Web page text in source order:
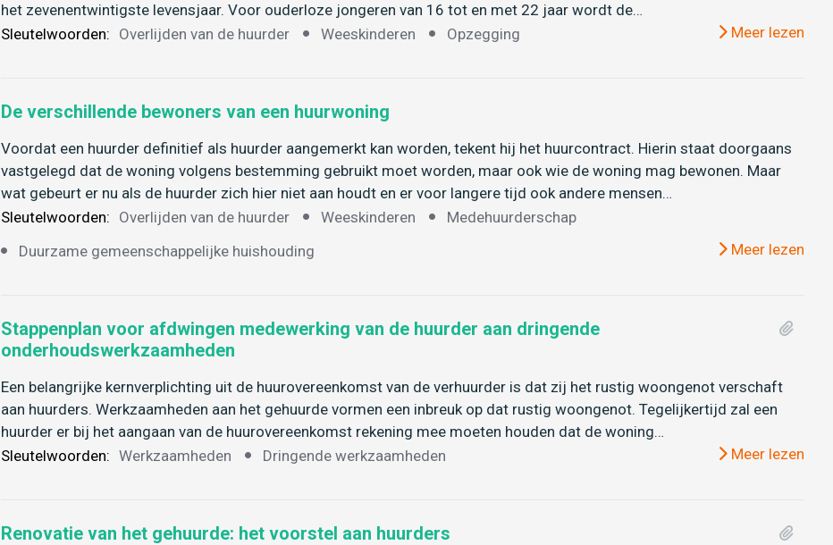
het zevenentwintigste levensjaar. Voor ouderloze jongeren van 16 tot en met 22 jaar wordt de…
Sleutelwoorden: Overlijden van de huurder Weeskinderen Opzegging Meer lezen
De verschillende bewoners van een huurwoning
Voordat een huurder definitief als huurder aangemerkt kan worden, tekent hij het huurcontract. Hierin staat doorgaans
vastgelegd dat de woning volgens bestemming gebruikt moet worden, maar ook wie de woning mag bewonen. Maar
wat gebeurt er nu als de huurder zich hier niet aan houdt en er voor langere tijd ook andere mensen…
Sleutelwoorden: Overlijden van de huurder Weeskinderen
Medehuurderschap
Duurzame gemeenschappelijke huishouding
Meer lezen
Stappenplan voor afdwingen medewerking van de huurder aan dringende
onderhoudswerkzaamheden
Een belangrijke kernverplichting uit de huurovereenkomst van de verhuurder is dat zij het rustig woongenot verschaft
aan huurders. Werkzaamheden aan het gehuurde vormen een inbreuk op dat rustig woongenot. Tegelijkertijd zal een
huurder er bij het aangaan van de huurovereenkomst rekening mee moeten houden dat de woning…
Sleutelwoorden: Werkzaamheden Dringende werkzaamheden Meer lezen
Renovatie van het gehuurde: het voorstel aan huurders